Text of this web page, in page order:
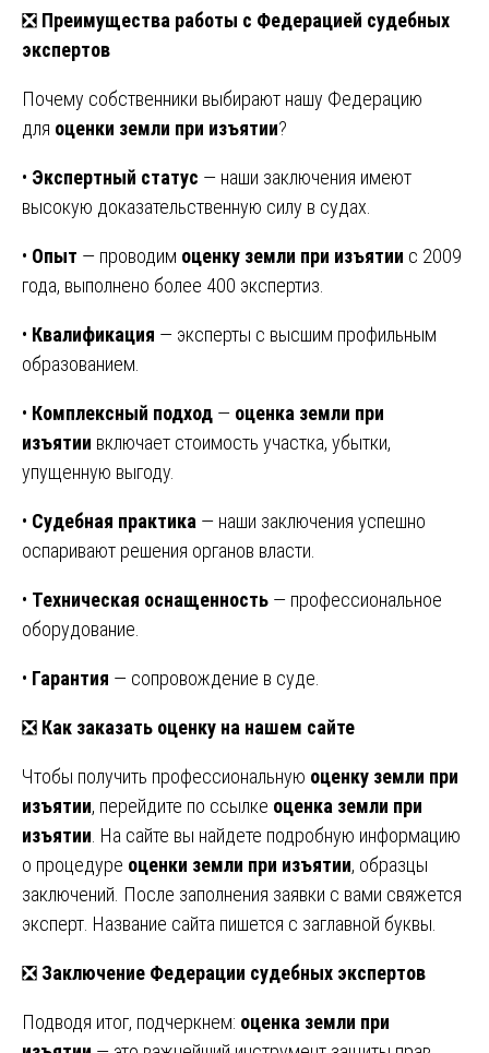
❎ Преимущества работы с Федерацией судебных
экспертов
Почему собственники выбирают нашу Федерацию
для оценки земли при изъятии?
• Экспертный статус — наши заключения имеют
высокую доказательственную силу в судах.
• Опыт — проводим оценку земли при изъятии с 2009
года, выполнено более 400 экспертиз.
• Квалификация — эксперты с высшим профильным
образованием.
• Комплексный подход — оценка земли при
изъятии включает стоимость участка, убытки,
упущенную выгоду.
• Судебная практика — наши заключения успешно
оспаривают решения органов власти.
• Техническая оснащенность — профессиональное
оборудование.
• Гарантия — сопровождение в суде.
❎ Как заказать оценку на нашем сайте
Чтобы получить профессиональную оценку земли при
изъятии, перейдите по ссылке оценка земли при
изъятии . На сайте вы найдете подробную информацию
о процедуре оценки земли при изъятии, образцы
заключений. После заполнения заявки с вами свяжется
эксперт. Название сайта пишется с заглавной буквы.
❎ Заключение Федерации судебных экспертов
Подводя итог, подчеркнем: оценка земли при